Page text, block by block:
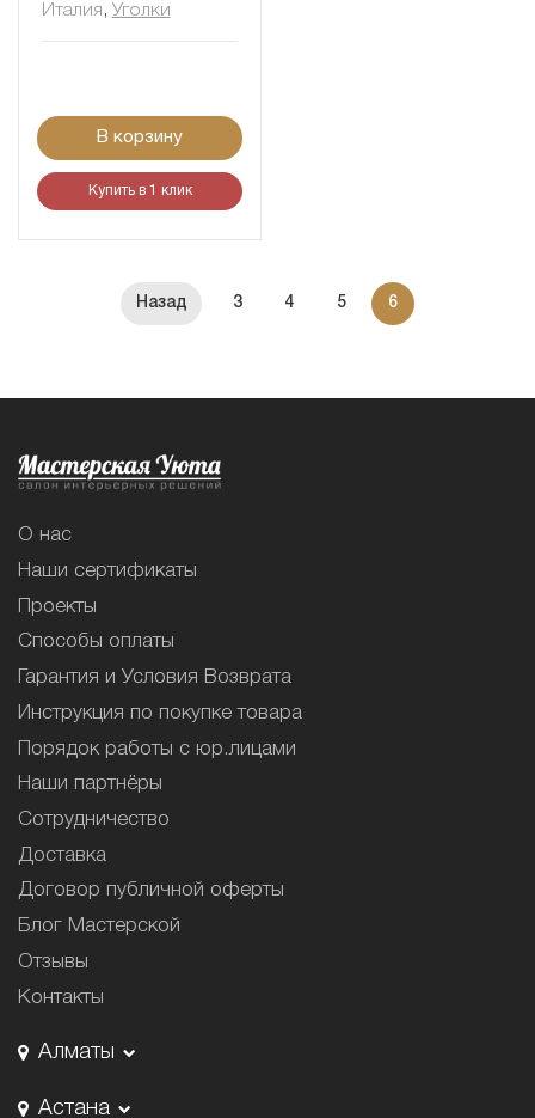
Италия , Уголки
В корзину
Купить в 1 клик
3 4 5 6
О нас
Наши сертификаты
Проекты
Способы оплаты
Гарантия и Условия Возврата
Инструкция по покупке товара
Порядок работы с юр.лицами
Наши партнёры
Сотрудничество
Доставка
Договор публичной оферты
Блог Мастерской
Отзывы
Контакты
Алматы
Астана